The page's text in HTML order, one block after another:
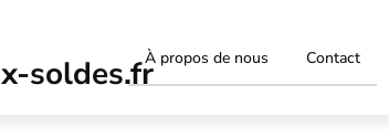
soldes.frÀ propos de nous Contact